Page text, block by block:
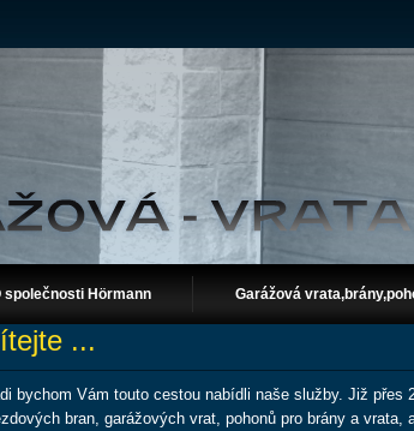
společnosti Hörmann Garážová
...
bychom Vám touto cestou nabídli naše služby. Již
bran, garážových vrat, pohonů pro brány a